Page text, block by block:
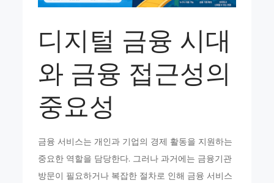
디지털 금융 시대
와 금융 접근성의
중요성
금융 서비스는 개인과 기업의 경제 활동을 지원하는
중요한 역할을 담당한다. 그러나 과거에는 금융기관
방문이 필요하거나 복잡한 절차로 인해 금융 서비스